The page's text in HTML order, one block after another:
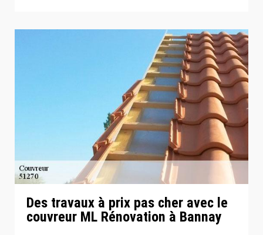
Des travaux à prix pas cher avec le
couvreur ML Rénovation à Bannay